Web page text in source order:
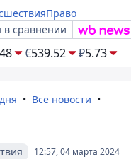
Право
в сравнении
€539.52 ₽5.73
Все новости
12:57, 04 марта 2024